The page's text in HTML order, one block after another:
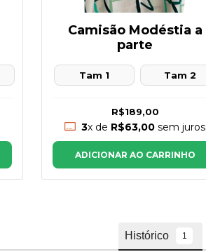
Camisão Modéstia a
parte
Tam 1 Tam 2
R$189,00
3x de R$63,00 sem juros
ADICIONAR AO CARRINHO